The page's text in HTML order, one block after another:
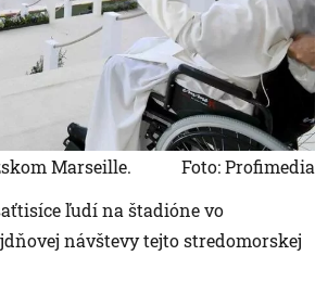
Marseille.
Foto: Profimedia
ľudí na štadióne vo
návštevy tejto stredomorskej